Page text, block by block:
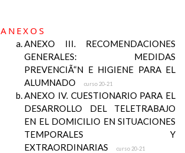
ANEXOS
ANEXO III. RECOMENDACIONES
GENERALES: MEDIDAS
PREVENCIÃ“N E HIGIENE PARA EL
ALUMNADO
curso 20-21
ANEXO IV. CUESTIONARIO PARA EL
DESARROLLO DEL TELETRABAJO
EN EL DOMICILIO EN SITUACIONES
TEMPORALES Y
EXTRAORDINARIAS
curso 20-21